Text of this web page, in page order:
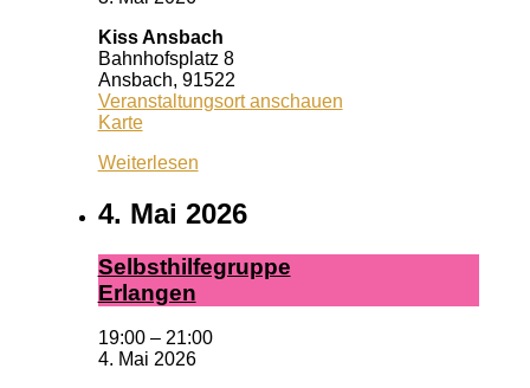
Kiss Ansbach
Bahnhofsplatz 8
Ansbach, 91522
Veranstaltungsort anschauen
KarteKiss
Weiterlesen
4. Mai 2026
Selbst­hil­fe­grup­pe
Er­lan­gen
19:00 – 21:00
4. Mai 2026